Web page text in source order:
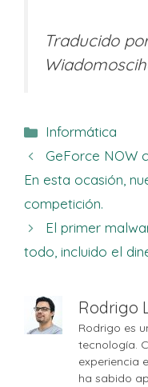
Traducido
Categorías
Informática
GeForce NOW
En esta ocasión,
competición.
El primer
todo, incluido el
Rodrigo
Rodrigo es
tecnología.
experiencia
ha sabido